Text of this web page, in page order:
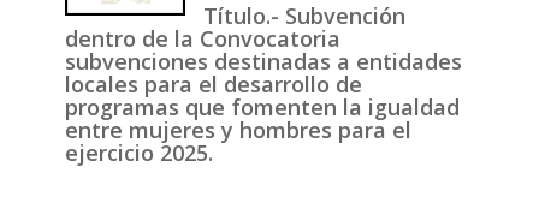
Título.- Subvención
dentro de la Convocatoria
subvenciones destinadas a entidades
locales para el desarrollo de
programas que fomenten la igualdad
entre mujeres y hombres para el
ejercicio 2025.